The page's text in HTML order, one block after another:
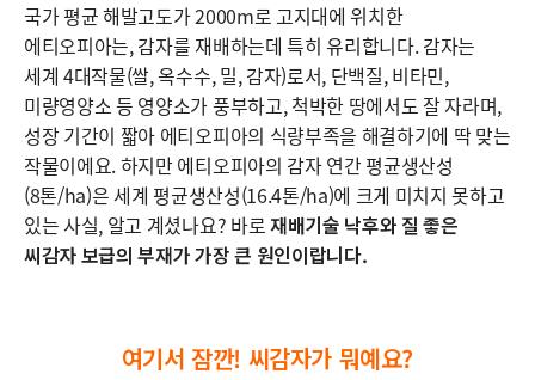
국가 평균 해발고도가 2000m로 고지대에 위치한
에티오피아는, 감자를 재배하는데 특히 유리합니다. 감자는
세계 4대작물(쌀, 옥수수, 밀, 감자)로서, 단백질, 비타민,
미량영양소 등 영양소가 풍부하고, 척박한 땅에서도 잘 자라며,
성장 기간이 짧아 에티오피아의 식량부족을 해결하기에 딱 맞는
작물이에요. 하지만 에티오피아의 감자 연간 평균생산성
(8톤/ha)은 세계 평균생산성(16.4톤/ha)에 크게 미치지 못하고
있는 사실, 알고 계셨나요? 바로재배기술 낙후와 질 좋은
씨감자 보급의 부재가 가장 큰 원인이랍니다.
여기서 잠깐! 씨감자가 뭐예요?